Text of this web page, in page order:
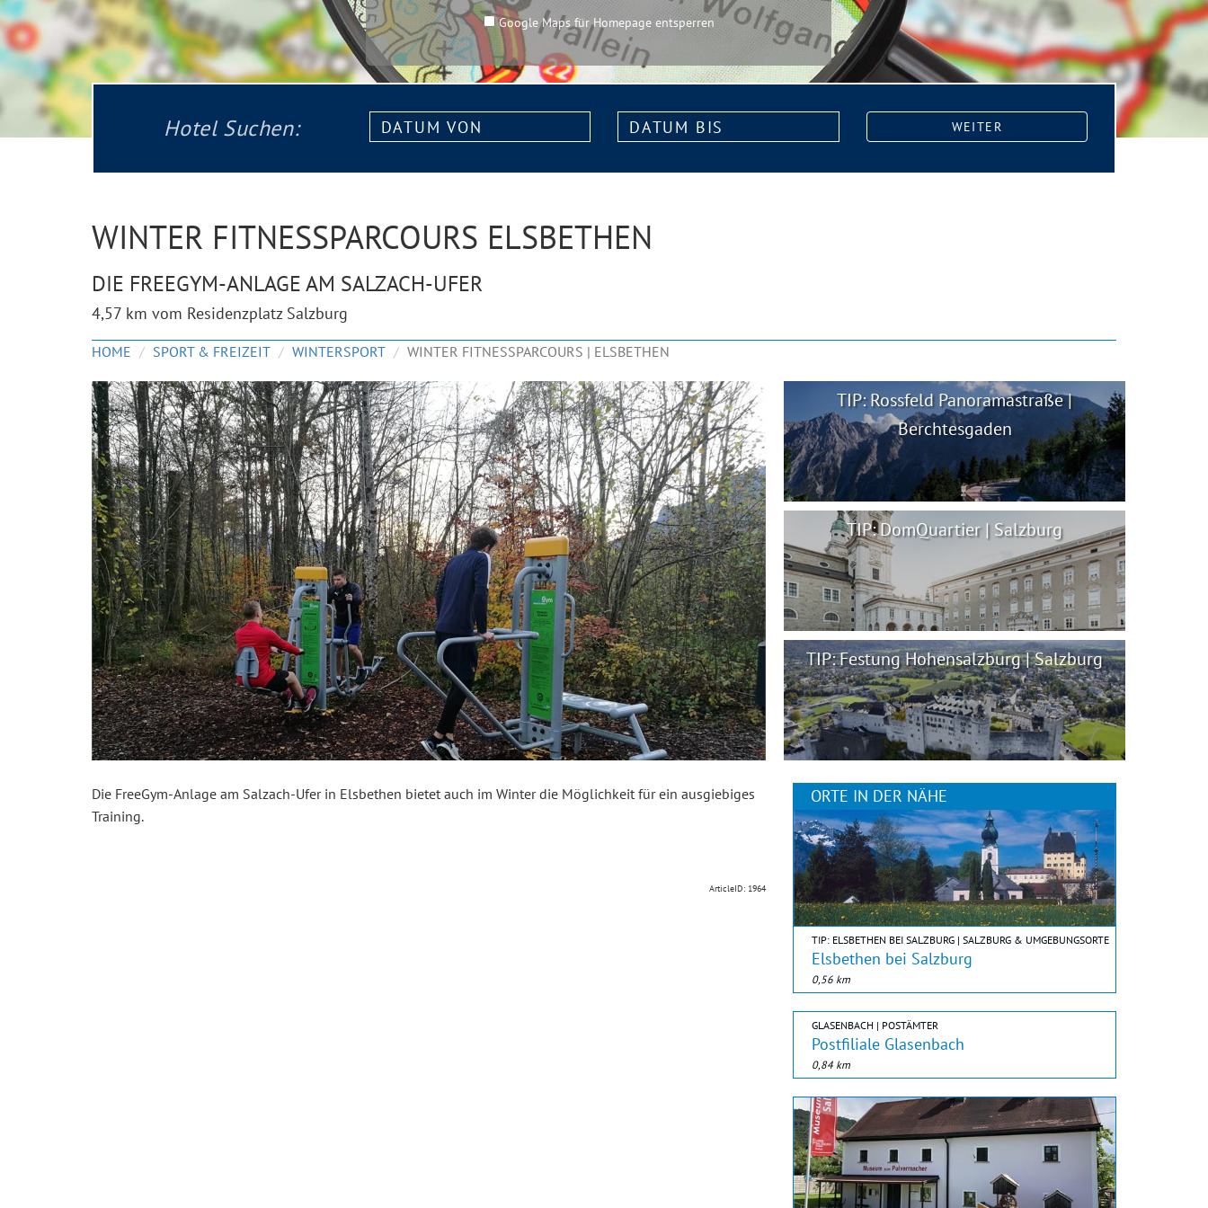
Google Maps für Homepage entsperren
Hotel Suchen:
Datum
von:
Datum
bis:
WEITER
WINTER FITNESSPARCOURS ELSBETHEN
DIE FREEGYM-ANLAGE AM SALZACH-UFER
4,57 km vom Residenzplatz Salzburg
HOME SPORT & FREIZEIT WINTERSPORT WINTER FITNESSPARCOURS | ELSBETHEN
TIP: Rossfeld Panoramastraße |
Berchtesgaden
TIP: DomQuartier | Salzburg
TIP: Festung Hohensalzburg | Salzburg
Die FreeGym-Anlage am Salzach-Ufer in Elsbethen bietet auch im Winter die Möglichkeit für ein ausgiebiges
Training.
ArticleID: 1964
ORTE IN DER NÄHE
TIP: ELSBETHEN BEI SALZBURG | SALZBURG & UMGEBUNGSORTE
Elsbethen bei Salzburg
0,56 km
GLASENBACH | POSTÄMTER
Postfiliale Glasenbach
0,84 km